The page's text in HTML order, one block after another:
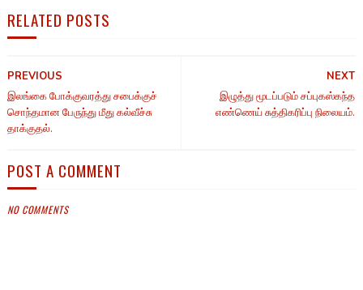
RELATED POSTS
NEXT
இழுத்து மூடப்படும் சப்புகஸ்கந்த
எண்ணெய் சுத்திகரிப்பு நிலையம்.
PREVIOUS
இலங்கை போக்குவரத்து சபைக்குச்
சொந்தமான பேருந்து மீது கல்வீச்சு
தாக்குதல்.
POST A COMMENT
NO COMMENTS